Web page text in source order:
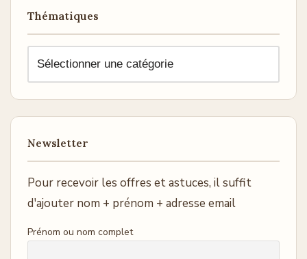
Thématiques
Newsletter
Pour recevoir les offres et astuces, il suffit
d'ajouter nom + prénom + adresse email
Prénom ou nom complet